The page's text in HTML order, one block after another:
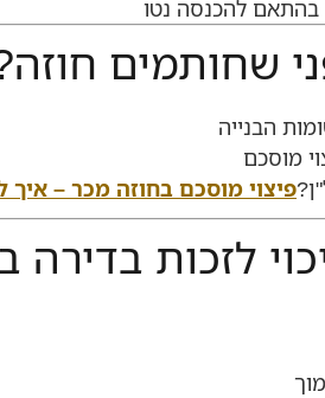
בהתאם להכנסה נטו
שחותמים
הבנייה
מוסכם
פיצוי מוסכם בחוזה מכר –
לזכות בדירה